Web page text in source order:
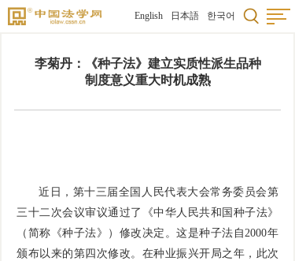
English 日本語 한국어
李菊丹：《种子法》建立实质性派生品种
制度意义重大时机成熟
近日，第十三届全国人民代表大会常务委员会第
三十二次会议审议通过了《中华人民共和国种子法》
（简称《种子法》）修改决定。这是种子法自2000年
颁布以来的第四次修改。在种业振兴开局之年，此次